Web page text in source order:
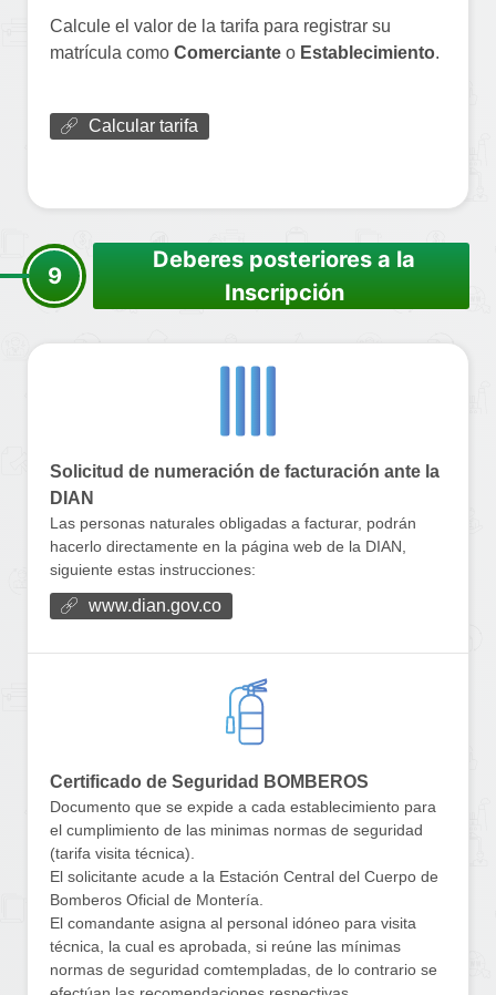
Calcule el valor de la tarifa para registrar su
matrícula como Comerciante o Establecimiento.
Calcular tarifa
9
Deberes posteriores a la
Inscripción
Solicitud de numeración de facturación ante la
DIAN
Las personas naturales obligadas a facturar, podrán
hacerlo directamente en la página web de la DIAN,
siguiente estas instrucciones:
www.dian.gov.co
Certificado de Seguridad BOMBEROS
Documento que se expide a cada establecimiento para
el cumplimiento de las minimas normas de seguridad
(tarifa visita técnica).
El solicitante acude a la Estación Central del Cuerpo de
Bomberos Oficial de Montería.
El comandante asigna al personal idóneo para visita
técnica, la cual es aprobada, si reúne las mínimas
normas de seguridad comtempladas, de lo contrario se